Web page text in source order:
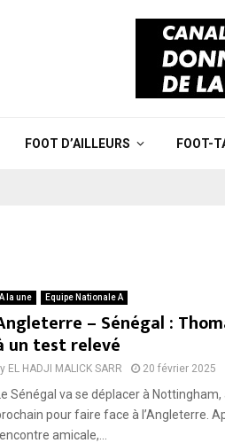
FOOT D’AILLEURS FOOT-
A la une Equipe Nationale A
– Sénégal :
un test relevé
EL HADJI MALICK SARR 20 février 2025
Sénégal va se déplacer à Nottingham,
pour faire face à l’Angleterre.
amicale,...